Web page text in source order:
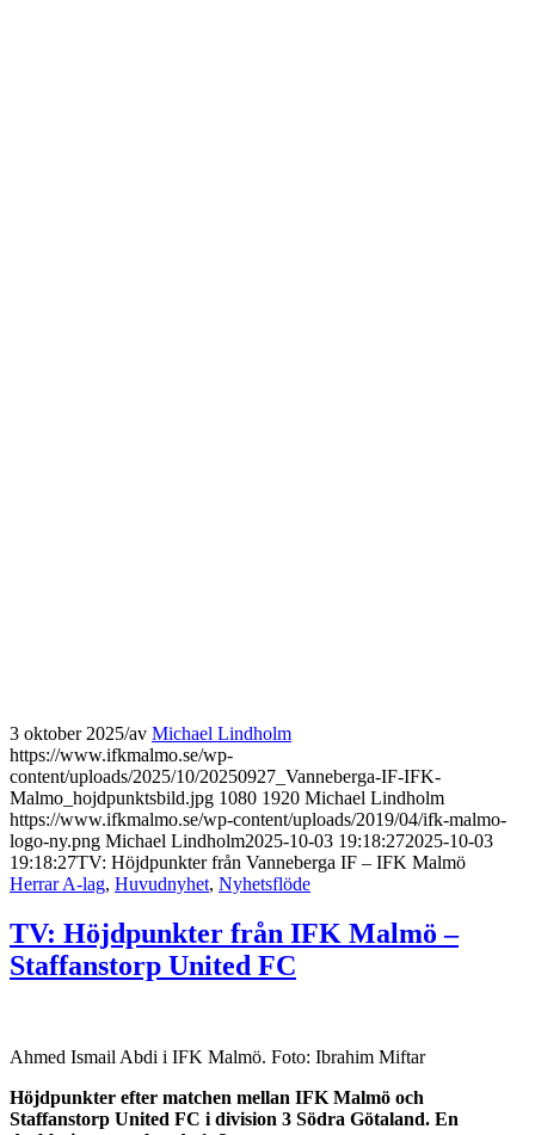
3 oktober 2025/av Michael Lindholm
https://www.ifkmalmo.se/wp-
content/uploads/2025/10/20250927_Vanneberga-IF-IFK-
Malmo_hojdpunktsbild.jpg 1080 1920 Michael Lindholm
https://www.ifkmalmo.se/wp-content/uploads/2019/04/ifk-malmo-
logo-ny.png Michael Lindholm2025-10-03 19:18:272025-10-03
19:18:27TV: Höjdpunkter från Vanneberga IF – IFK Malmö
Herrar A-lag, Huvudnyhet, Nyhetsflöde
TV: Höjdpunkter från IFK Malmö –
Staffanstorp United FC
Ahmed Ismail Abdi i IFK Malmö. Foto: Ibrahim Miftar
Höjdpunkter efter matchen mellan IFK Malmö och
Staffanstorp United FC i division 3 Södra Götaland. En